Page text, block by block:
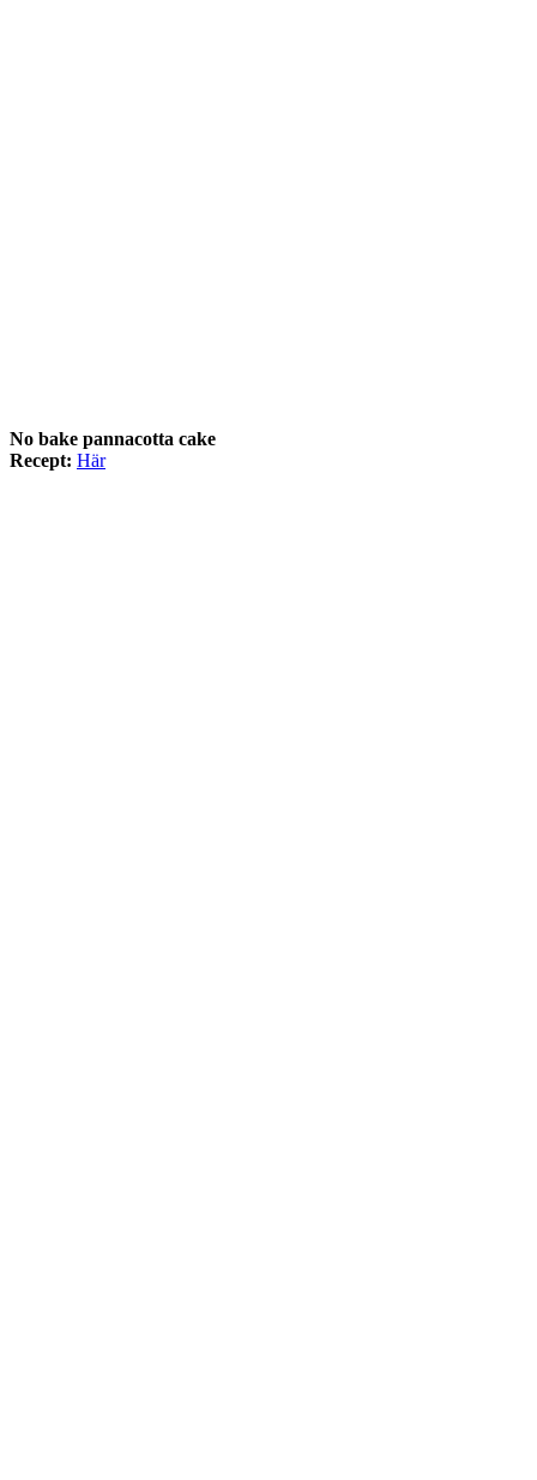
No bake pannacotta cake
Recept: Här